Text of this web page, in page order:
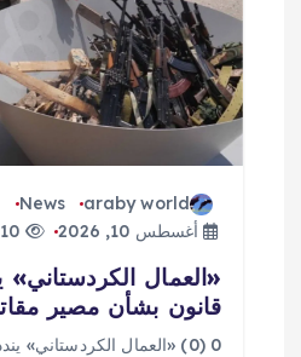
araby world
News
أغسطس 10, 2026
«العمال الكردستاني»
قانون بشأن مصير
0 (0) «العمال الكردستاني»